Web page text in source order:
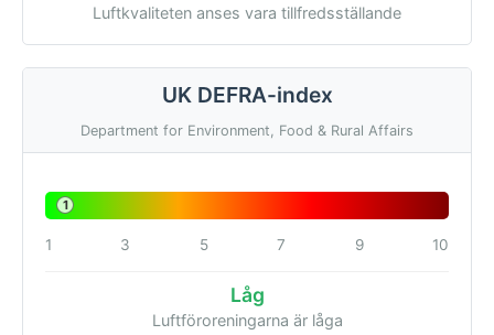
Luftkvaliteten anses vara tillfredsställande
UK DEFRA-index
Department for Environment, Food & Rural Affairs
1
1 3 5 7 9 10
Låg
Luftföroreningarna är låga